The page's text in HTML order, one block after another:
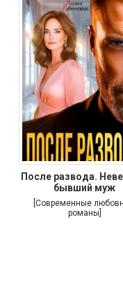
После развода.
бывший муж
[Современные
романы]